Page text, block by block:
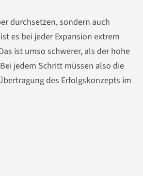
durchsetzen, sondern auch
es bei jeder Expansion extrem
ist umso schwerer, als der hohe
jedem Schritt müssen also die
des Erfolgskonzepts im